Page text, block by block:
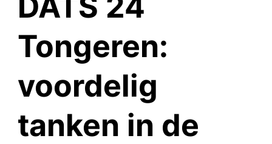
Tongeren:
voordelig
tanken in de